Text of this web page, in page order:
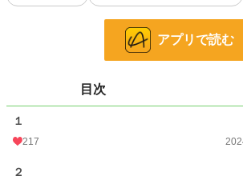
2,422 位 / 229,025 件
24 位 / 7,926 件
284
24h.ポイント
文字数
更新日時
アプリで読む
目次
１
217
２